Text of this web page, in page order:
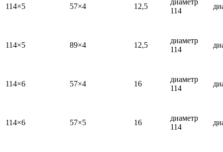
114×5 57×4 12,5
диаметр
114
114×5 89×4 12,5
диаметр
114
114×6 57×4 16
диаметр
114
114×6 57×5 16
диаметр
114